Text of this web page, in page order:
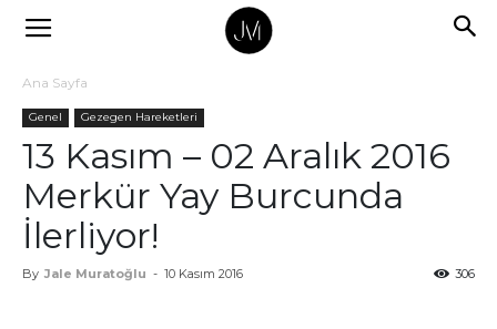
Ana Sayfa
Genel Gezegen Hareketleri
13 Kasım – 02 Aralık 2016
Merkür Yay Burcunda
İlerliyor!
By Jale Muratoğlu - 10 Kasım 2016 306